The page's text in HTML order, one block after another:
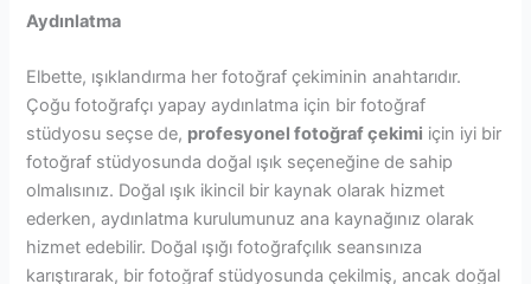
Aydınlatma
Elbette, ışıklandırma her fotoğraf çekiminin anahtarıdır.
Çoğu fotoğrafçı yapay aydınlatma için bir fotoğraf
stüdyosu seçse de, profesyonel fotoğraf çekimi için iyi bir
fotoğraf stüdyosunda doğal ışık seçeneğine de sahip
olmalısınız. Doğal ışık ikincil bir kaynak olarak hizmet
ederken, aydınlatma kurulumunuz ana kaynağınız olarak
hizmet edebilir. Doğal ışığı fotoğrafçılık seansınıza
karıştırarak, bir fotoğraf stüdyosunda çekilmiş, ancak doğal